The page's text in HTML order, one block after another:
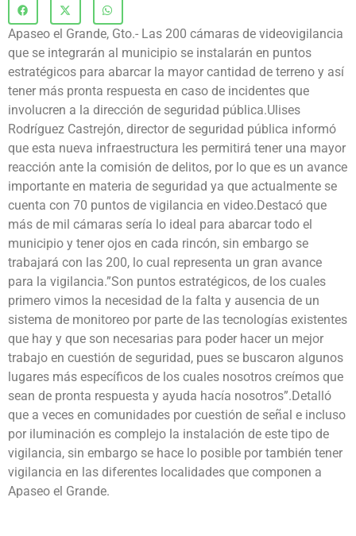
Apaseo el Grande, Gto.- Las 200 cámaras de videovigilancia
que se integrarán al municipio se instalarán en puntos
estratégicos para abarcar la mayor cantidad de terreno y así
tener más pronta respuesta en caso de incidentes que
involucren a la dirección de seguridad pública.Ulises
Rodríguez Castrejón, director de seguridad pública informó
que esta nueva infraestructura les permitirá tener una mayor
reacción ante la comisión de delitos, por lo que es un avance
importante en materia de seguridad ya que actualmente se
cuenta con 70 puntos de vigilancia en video.Destacó que
más de mil cámaras sería lo ideal para abarcar todo el
municipio y tener ojos en cada rincón, sin embargo se
trabajará con las 200, lo cual representa un gran avance
para la vigilancia.”Son puntos estratégicos, de los cuales
primero vimos la necesidad de la falta y ausencia de un
sistema de monitoreo por parte de las tecnologías existentes
que hay y que son necesarias para poder hacer un mejor
trabajo en cuestión de seguridad, pues se buscaron algunos
lugares más específicos de los cuales nosotros creímos que
sean de pronta respuesta y ayuda hacía nosotros”.Detalló
que a veces en comunidades por cuestión de señal e incluso
por iluminación es complejo la instalación de este tipo de
vigilancia, sin embargo se hace lo posible por también tener
vigilancia en las diferentes localidades que componen a
Apaseo el Grande.